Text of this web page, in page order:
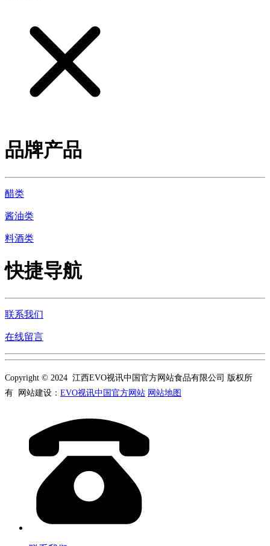
品牌产品
醋类
酱油类
料酒类
快捷导航
联系我们
在线留言
Copyright © 2024 江西EVO视讯中国官方网站食品有限公司 版权所
有 网站建设： EVO视讯中国官方网站 网站地图